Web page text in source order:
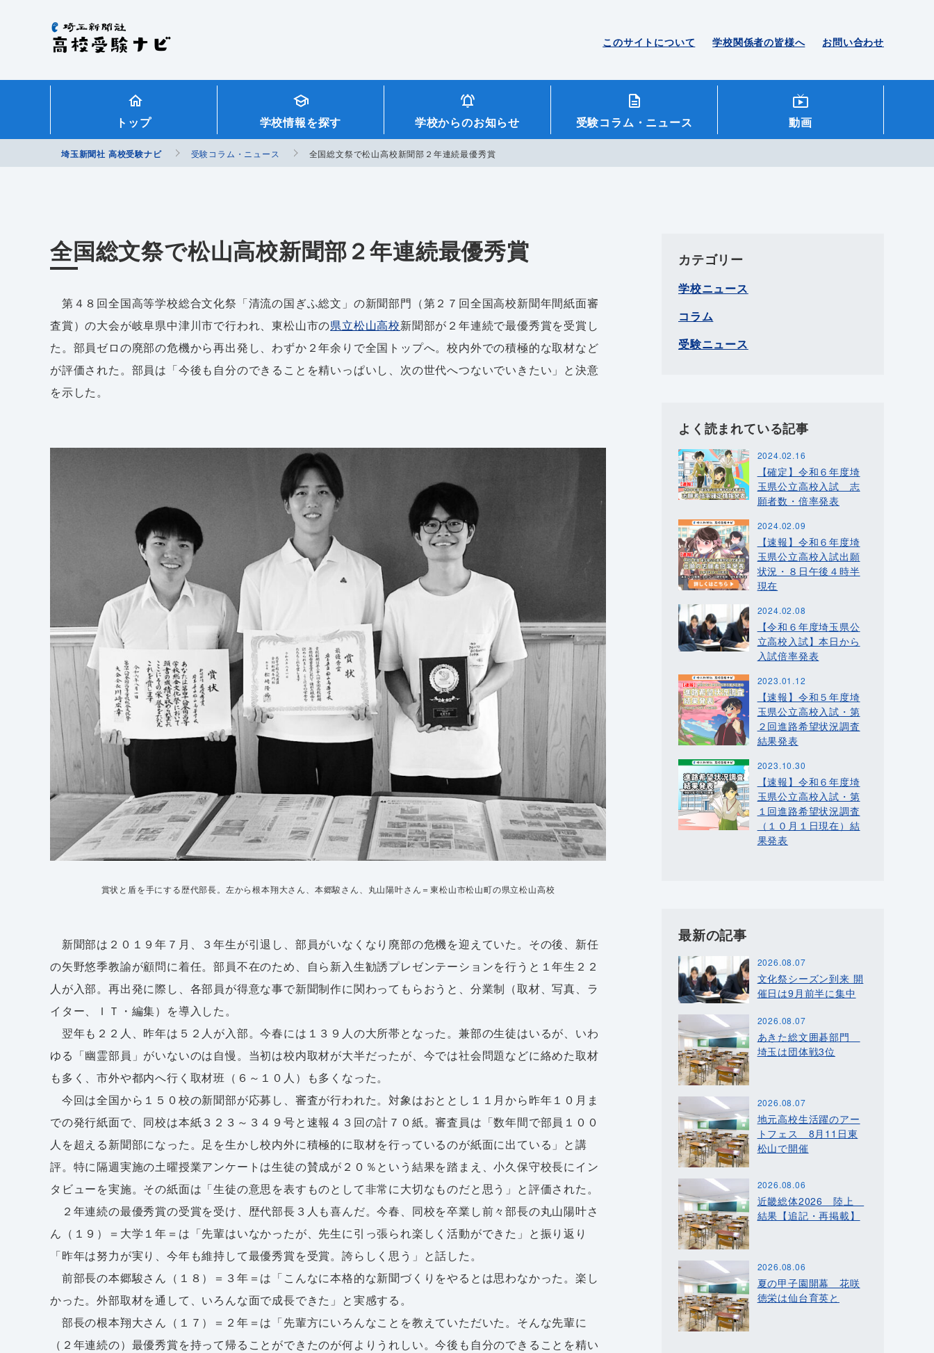
このサイトについて 学校関係者の皆様へ お問い合わせ
トップ 学校情報を探す 学校からのお知らせ 受験コラム ・ニュース 動画
埼玉新聞社 高校受験ナビ 受験コラム・ニュース 全国総文祭で松山高校新聞部２年連続最優秀賞
全国総文祭で松山高校新聞部２年連続最優秀賞
第４８回全国高等学校総合文化祭「清流の国ぎふ総文」の新聞部門（第２７回全国高校新聞年間紙面審
査賞）の大会が岐阜県中津川市で行われ、東松山市の県立松山高校新聞部が２年連続で最優秀賞を受賞し
た。部員ゼロの廃部の危機から再出発し、わずか２年余りで全国トップへ。校内外での積極的な取材など
が評価された。部員は「今後も自分のできることを精いっぱいし、次の世代へつないでいきたい」と決意
を示した。
賞状と盾を手にする歴代部長。左から根本翔大さん、本郷駿さん、丸山陽叶さん＝東松山市松山町の県立松山高校
新聞部は２０１９年７月、３年生が引退し、部員がいなくなり廃部の危機を迎えていた。その後、新任
の矢野悠季教諭が顧問に着任。部員不在のため、自ら新入生勧誘プレゼンテーションを行うと１年生２２
人が入部。再出発に際し、各部員が得意な事で新聞制作に関わってもらおうと、分業制（取材、写真、ラ
イター、ＩＴ・編集）を導入した。
翌年も２２人、昨年は５２人が入部。今春には１３９人の大所帯となった。兼部の生徒はいるが、いわ
ゆる「幽霊部員」がいないのは自慢。当初は校内取材が大半だったが、今では社会問題などに絡めた取材
も多く、市外や都内へ行く取材班（６～１０人）も多くなった。
今回は全国から１５０校の新聞部が応募し、審査が行われた。対象はおととし１１月から昨年１０月ま
での発行紙面で、同校は本紙３２３～３４９号と速報４３回の計７０紙。審査員は「数年間で部員１００
人を超える新聞部になった。足を生かし校内外に積極的に取材を行っているのが紙面に出ている」と講
評。特に隔週実施の土曜授業アンケートは生徒の賛成が２０％という結果を踏まえ、小久保守校長にイン
タビューを実施。その紙面は「生徒の意思を表すものとして非常に大切なものだと思う」と評価された。
２年連続の最優秀賞の受賞を受け、歴代部長３人も喜んだ。今春、同校を卒業し前々部長の丸山陽叶さ
ん（１９）＝大学１年＝は「先輩はいなかったが、先生に引っ張られ楽しく活動ができた」と振り返り
「昨年は努力が実り、今年も維持して最優秀賞を受賞。誇らしく思う」と話した。
前部長の本郷駿さん（１８）＝３年＝は「こんなに本格的な新聞づくりをやるとは思わなかった。楽し
かった。外部取材を通して、いろんな面で成長できた」と実感する。
部長の根本翔大さん（１７）＝２年＝は「先輩方にいろんなことを教えていただいた。そんな先輩に
（２年連続の）最優秀賞を持って帰ることができたのが何よりうれしい。今後も自分のできることを精い
カテゴリー
学校ニュース
コラム
受験ニュース
よく読まれている記事
2024.02.16
【確定】令和６年度埼
玉県公立高校入試 志
願者数・倍率発表
2024.02.09
【速報】令和６年度埼
玉県公立高校入試出願
状況・８日午後４時半
現在
2024.02.08
【令和６年度埼玉県公
立高校入試】本日から
入試倍率発表
2023.01.12
【速報】令和５年度埼
玉県公立高校入試・第
２回進路希望状況調査
結果発表
2023.10.30
【速報】令和６年度埼
玉県公立高校入試・第
１回進路希望状況調査
（１０月１日現在）結
果発表
最新の記事
2026.08.07
文化祭シーズン到来 開
催日は9月前半に集中
2026.08.07
あきた総文囲碁部門
埼玉は団体戦3位
2026.08.07
地元高校生活躍のアー
トフェス 8月11日東
松山で開催
2026.08.06
近畿総体2026 陸上
結果【追記・再掲載】
2026.08.06
夏の甲子園開幕 花咲
徳栄は仙台育英と